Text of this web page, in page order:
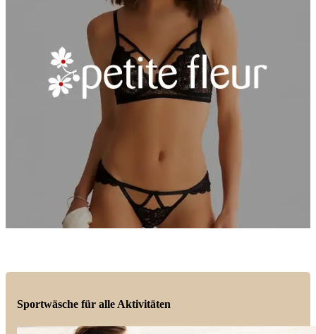
Sportwäsche für alle Aktivitäten